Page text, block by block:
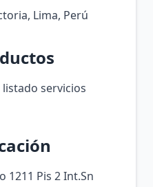
Lima, Perú
servicios
1211 Pis 2 Int.Sn